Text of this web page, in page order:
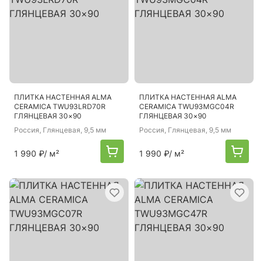
ПЛИТКА НАСТЕННАЯ ALMA
CERAMICA TWU93LRD70R
ГЛЯНЦЕВАЯ 30×90
Россия, Глянцевая, 9,5 мм
1 990 ₽/ м²
ПЛИТКА НАСТЕННАЯ ALMA
CERAMICA TWU93MGC04R
ГЛЯНЦЕВАЯ 30×90
Россия, Глянцевая, 9,5 мм
1 990 ₽/ м²